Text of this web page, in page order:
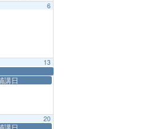
6
13
講日
20
講日